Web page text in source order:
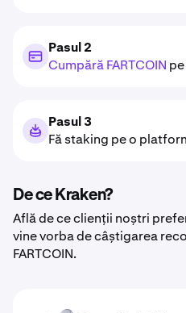
Pasul 2
Cumpără FARTCOIN
Pasul 3
Fă staking pe o
De ce Kraken?
Află de ce clienții noștri
vine vorba de câștigarea
FARTCOIN.